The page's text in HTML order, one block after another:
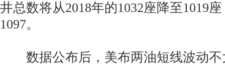
井总数将从2018年的1032座降至1019
1097。
数据公布后，美布两油短线波动不